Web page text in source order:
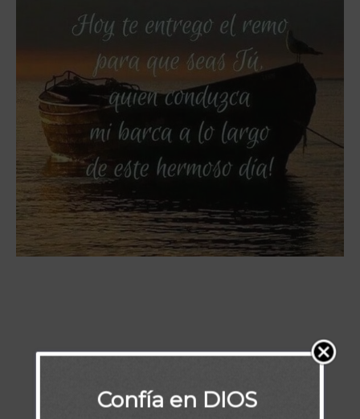
Gracias por este nuevo día Padre celestial.
Confía en DIOS